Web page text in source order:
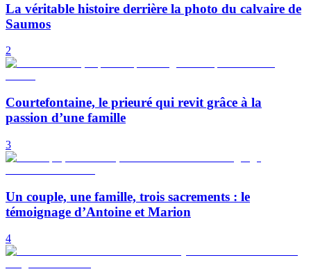
La véritable histoire derrière la photo du calvaire de
Saumos
2
Courtefontaine, le prieuré qui revit grâce à la
passion d’une famille
3
Un couple, une famille, trois sacrements : le
témoignage d’Antoine et Marion
4